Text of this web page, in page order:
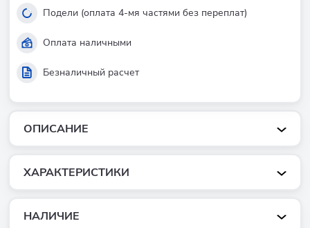
ОПИСАНИЕ
ХАРАКТЕРИСТИКИ
НАЛИЧИЕ
Подели (оплата 4-мя частями без переплат)
Оплата наличными
Безналичный расчет